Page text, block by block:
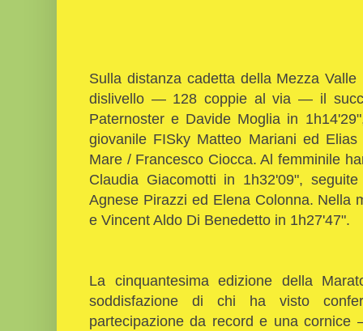
Sulla distanza cadetta della Mezza
dislivello — 128 coppie al via — il
Paternoster e Davide Moglia in
giovanile FISky Matteo Mariani ed
Mare / Francesco Ciocca. Al femminile
Claudia Giacomotti in 1h32'09",
Agnese Pirazzi ed Elena Colonna. Nella
e Vincent Aldo Di Benedetto in 1h27'47".
La cinquantesima edizione della
soddisfazione di chi ha visto
partecipazione da record e una